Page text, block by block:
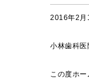
2016年2月
小林歯科医
この度ホ